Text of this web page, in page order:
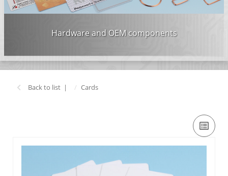
Hardware and OEM components
Back to list Cards